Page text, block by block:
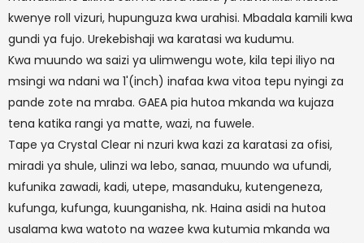
kwenye roll vizuri, hupunguza kwa urahisi. Mbadala kamili kwa
gundi ya fujo. Urekebishaji wa karatasi wa kudumu.
Kwa muundo wa saizi ya ulimwengu wote, kila tepi iliyo na
msingi wa ndani wa 1'(inch) inafaa kwa vitoa tepu nyingi za
pande zote na mraba. GAEA pia hutoa mkanda wa kujaza
tena katika rangi ya matte, wazi, na fuwele.
Tape ya Crystal Clear ni nzuri kwa kazi za karatasi za ofisi,
miradi ya shule, ulinzi wa lebo, sanaa, muundo wa ufundi,
kufunika zawadi, kadi, utepe, masanduku, kutengeneza,
kufunga, kufunga, kuunganisha, nk. Haina asidi na hutoa
usalama kwa watoto na wazee kwa kutumia mkanda wa